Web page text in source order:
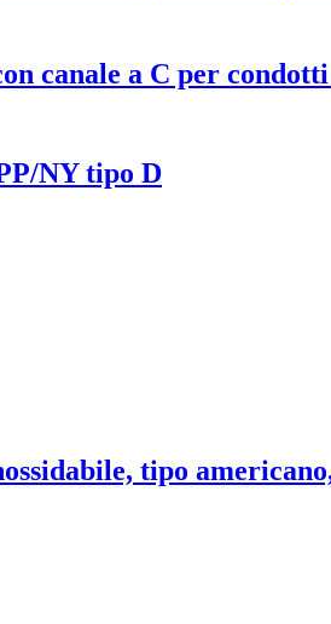
canale a C per
NY tipo D
tipo